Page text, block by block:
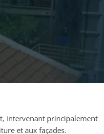
intervenant principalement
et aux façades.